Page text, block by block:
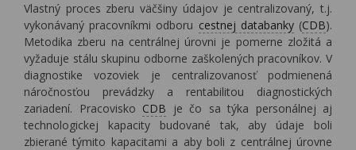
Vlastný proces zberu väčšiny údajov je centralizovaný, t.j.
vykonávaný pracovníkmi odboru cestnej databanky(CDB).
Metodika zberu na centrálnej úrovni je pomerne zložitá a
vyžaduje stálu skupinu odborne zaškolených pracovníkov. V
diagnostike vozoviek je centralizovanosť podmienená
náročnosťou prevádzky a rentabilitou diagnostických
zariadení. Pracovisko CDB je čo sa týka personálnej aj
technologickej kapacity budované tak, aby údaje boli
zbierané týmito kapacitami a aby boli z centrálnej úrovne